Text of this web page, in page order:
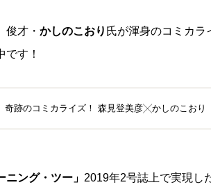
俊才・かしのこおり 氏が渾身のコミカラ
です！
奇跡のコミカライズ！ 森見登美彦╳かしのこお
ニング・ツー」2019年2号誌上で実現し